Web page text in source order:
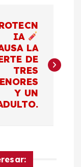
IA
LA
DE
TRES
Y UN